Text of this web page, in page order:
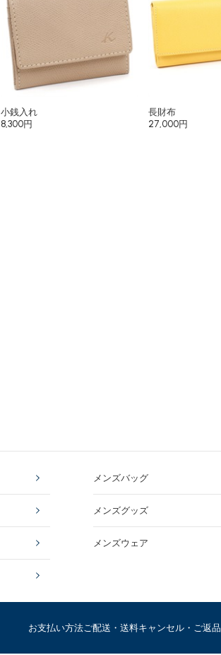
小銭入れ
8,300円
長財布
27,000円
メンズバッグ
メンズグッズ
メンズウェア
お支払い方法ご配送・送料キャンセル・ご返品